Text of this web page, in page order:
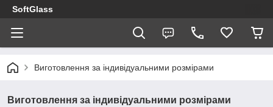
SoftGlass
Виготовлення за індивідуальними розмірами
Виготовлення за індивідуальними розмірами